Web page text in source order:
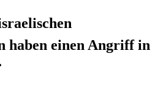
haben einen Angriff in